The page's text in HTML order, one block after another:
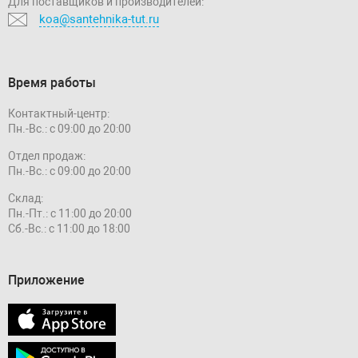
koa@santehnika-tut.ru
Время работы
Контактный-центр:
Пн.-Вс.: с 09:00 до 20:00
Отдел продаж:
Пн.-Вс.: с 09:00 до 20:00
Склад:
Пн.-Пт.: с 11:00 до 20:00
Сб.-Вс.: с 11:00 до 18:00
Приложение